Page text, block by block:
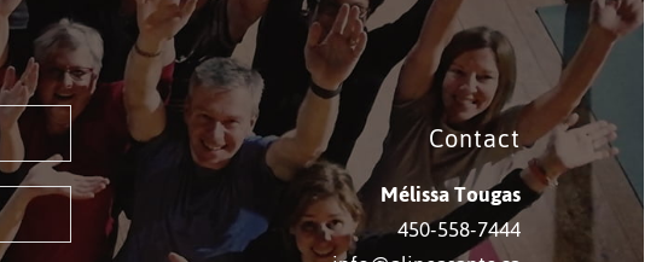
Contact
Mélissa Tougas
450-558-7444